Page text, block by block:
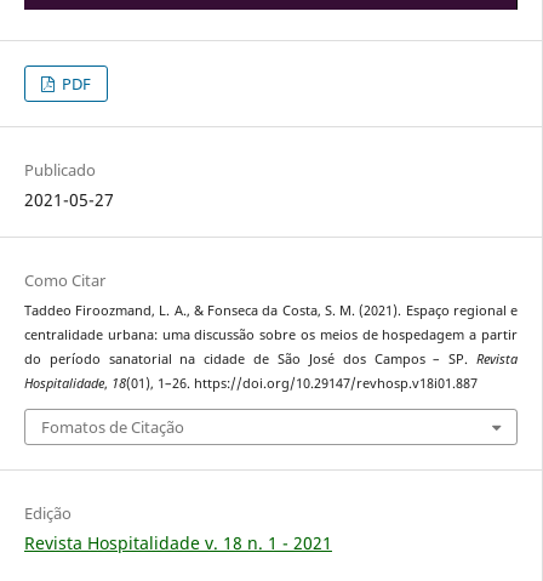
PDF
Publicado
2021-05-27
Como Citar
Taddeo Firoozmand, L. A., & Fonseca da Costa, S. M. (2021). Espaço regional e
centralidade urbana: uma discussão sobre os meios de hospedagem a partir
do período sanatorial na cidade de São José dos Campos – SP.Revista
Hospitalidade, 18(01), 1–26. https://doi.org/10.29147/revhosp.v18i01.887
Fomatos de Citação
Edição
Revista Hospitalidade v. 18 n. 1 - 2021